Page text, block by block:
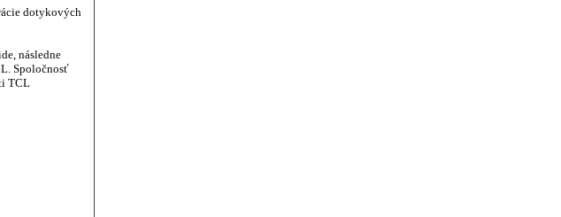
dotykových
následne
Spoločnosť
TCL